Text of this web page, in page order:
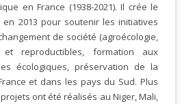
en France (1938-2021). Il crée le
en 2013 pour soutenir les initiatives
de société (agroécologie,
et reproductibles, formation aux
écologiques, préservation de la
et dans les pays du Sud. Plus
ont été réalisés au Niger, Mali,